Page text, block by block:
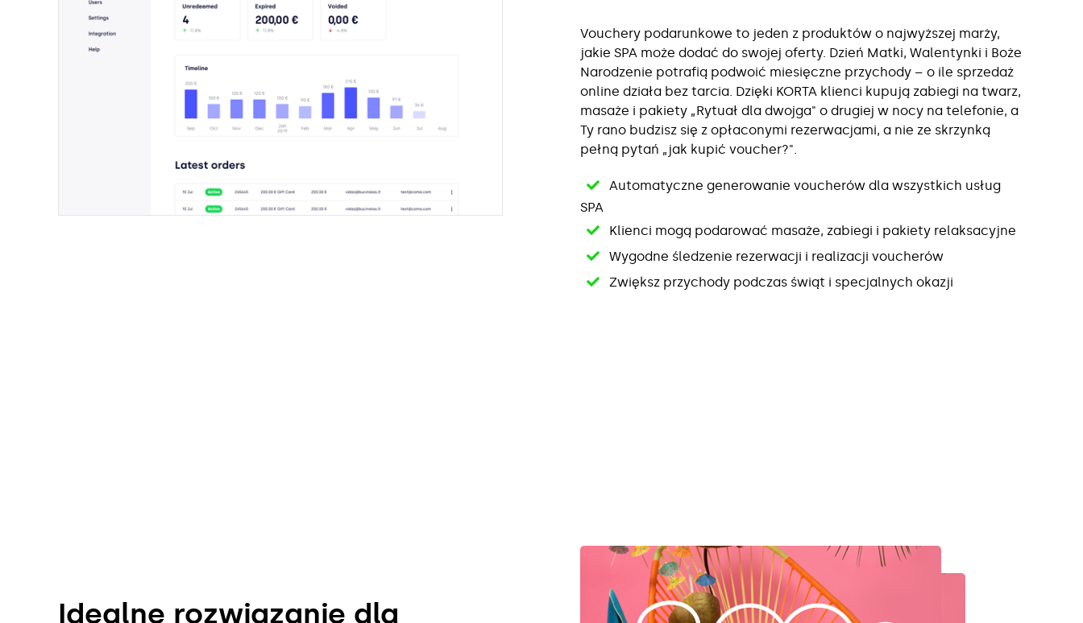
Vouchery podarunkowe to jeden z produktów o najwyższej marży,
jakie SPA może dodać do swojej oferty. Dzień Matki, Walentynki i Boże
Narodzenie potrafią podwoić miesięczne przychody – o ile sprzedaż
online działa bez tarcia. Dzięki KORTA klienci kupują zabiegi na twarz,
masaże i pakiety „Rytuał dla dwojga" o drugiej w nocy na telefonie, a
Ty rano budzisz się z opłaconymi rezerwacjami, a nie ze skrzynką
pełną pytań „jak kupić voucher?".
Automatyczne generowanie voucherów dla wszystkich usług
SPA
Klienci mogą podarować masaże, zabiegi i pakiety relaksacyjne
Wygodne śledzenie rezerwacji i realizacji voucherów
Zwiększ przychody podczas świąt i specjalnych okazji
Idealne rozwiązanie dla